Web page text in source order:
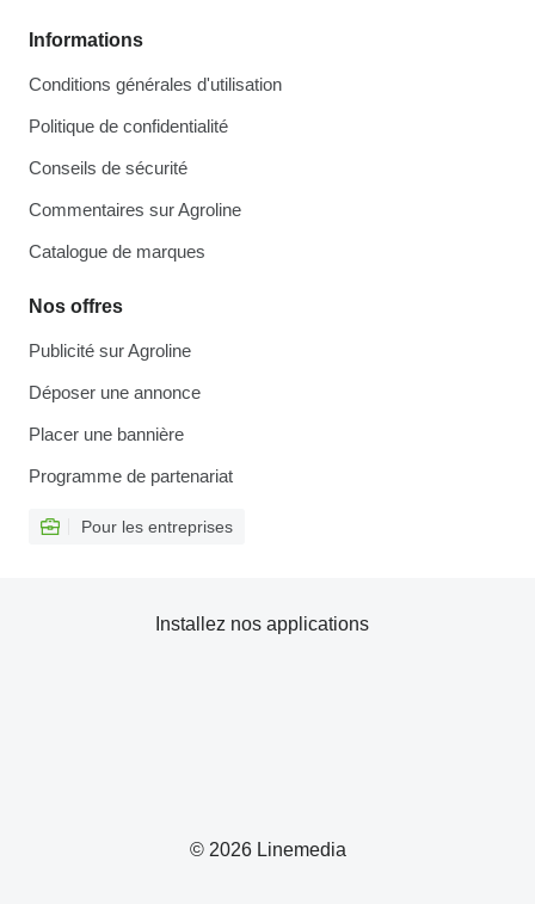
Informations
Conditions générales d'utilisation
Politique de confidentialité
Conseils de sécurité
Commentaires sur Agroline
Catalogue de marques
Nos offres
Publicité sur Agroline
Déposer une annonce
Placer une bannière
Programme de partenariat
Pour les entreprises
© 2026 Linemedia
Installez nos applications